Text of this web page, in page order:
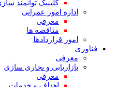
کلینیک توانمند سازی
اداره امور عمرانی
معرفی
مناقصه ها
امور قراردادها
فناوری
معرفی
بازاریابی و تجاری سازی
معرفی
اهداف و خدمات